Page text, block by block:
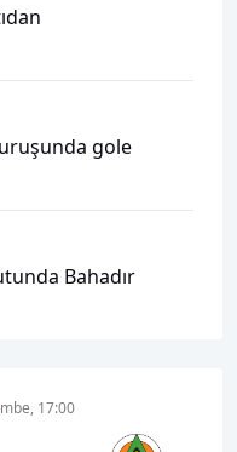
gole
Bahadır
17:00